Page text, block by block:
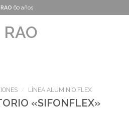
RAO 60 años
/ LÍNEA ALUMINIO FLEX
«SIFONFLEX»